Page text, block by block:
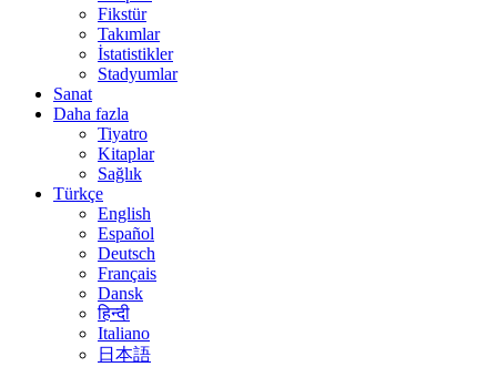
Fikstür
Takımlar
İstatistikler
Stadyumlar
Sanat
Daha fazla
Tiyatro
Kitaplar
Sağlık
Türkçe
English
Español
Deutsch
Français
Dansk
हिन्दी
Italiano
日本語